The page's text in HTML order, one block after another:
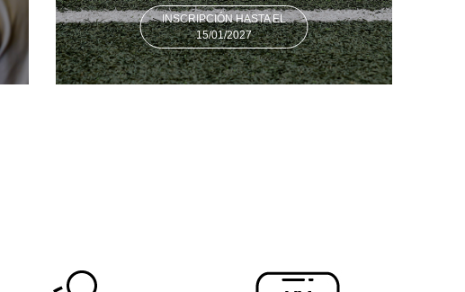
INSCRIPCIÓN HASTA EL
15/01/2027